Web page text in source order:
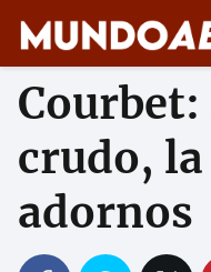
Courbet:
crudo,
adornos